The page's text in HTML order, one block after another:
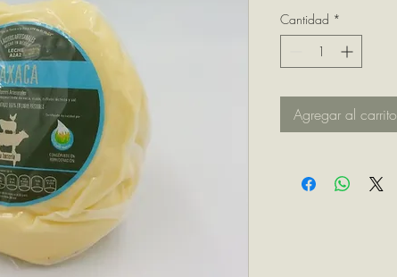
Cantidad *
Agregar al carrito